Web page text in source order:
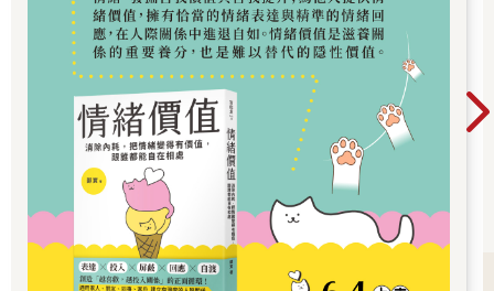
對於第一個例子，法學家認為A錯，經濟學家認為C錯，商人認為
B錯，這就是三種「對錯觀」。
如果你是評論家，可以選擇法學家的立場；如果你是政策制定
者，可以選擇經濟學家的立場；如果將要失足摔死的就是你自
己，我建議你選擇商人的立場——「我的錯，都是我的錯」，因
為「我的損失最大」。
總之，誰的損失大，就是誰的錯。
判斷損失發生後應該怪誰，就看誰因此損失大。
一件事情出現不好的結果時，責怪、埋怨、後悔都是無用的，它